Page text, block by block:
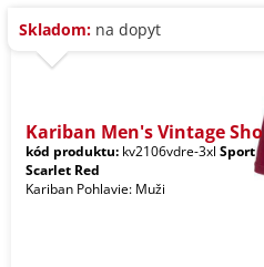
Skladom: na dopyt
Kariban Men's Vintage Sho
kód produktu: kv2106vdre-3xl Sport
Scarlet Red
Kariban Pohlavie: Muži